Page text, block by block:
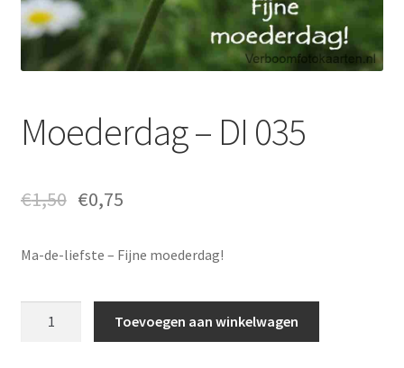
Moederdag – DI 035
€1,50 €0,75
Ma-de-liefste – Fijne moederdag!
Toevoegen aan winkelwagen